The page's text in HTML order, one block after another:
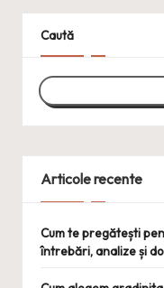
Caută
Articole recente
Cum te pregătești
întrebări, analize și